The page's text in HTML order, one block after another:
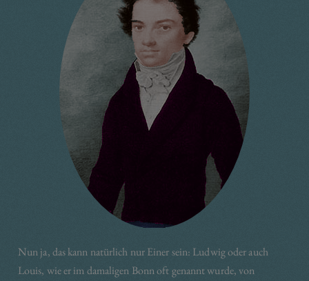
Nun ja, das kann natürlich nur Einer sein: Ludwig oder auch
Louis, wie er im damaligen Bonn oft genannt wurde, von